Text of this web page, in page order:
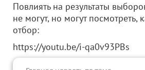
Повлиять на результаты
не могут, но могут посмотреть,
отбор:
https://youtu.be/i-qa0v93PBs